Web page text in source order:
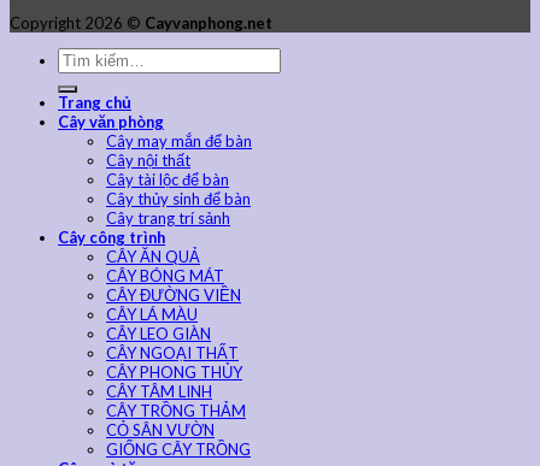
Copyright 2026 © Cayvanphong.net
Trang chủ
Cây văn phòng
Cây may mắn để bàn
Cây nội thất
Cây tài lộc để bàn
Cây thủy sinh để bàn
Cây trang trí sảnh
Cây công trình
CÂY ĂN QUẢ
CÂY BÓNG MÁT
CÂY ĐƯỜNG VIỀN
CÂY LÁ MÀU
CÂY LEO GIÀN
CÂY NGOẠI THẤT
CÂY PHONG THỦY
CÂY TÂM LINH
CÂY TRỒNG THẢM
CỎ SÂN VƯỜN
GIỐNG CÂY TRỒNG